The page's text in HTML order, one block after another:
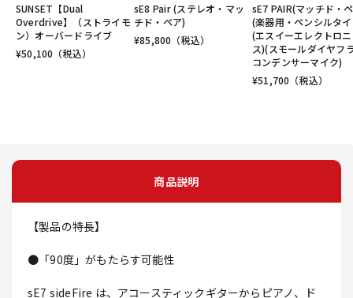
SUNSET【Dual
Overdrive】（ストライモ
ン）オーバードライブ
¥50,100 （税込）
sE8 Pair (ステレオ・マッ
チド・ペア)
¥85,800 （税込）
sE7 PAIR(マッチド・
(楽器用・ペンシルタ
(エスイーエレクトロ
ス)(スモールダイヤフ
コンデンサーマイク)
¥51,700 （税込）
商品説明
【製品の特長】
●「90度」がもたらす可能性
sE7 sideFire は、アコースティックギターからピアノ、ド